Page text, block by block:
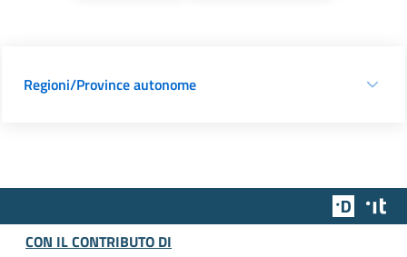
Regioni/Province autonome
Team
CON IL CONTRIBUTO DI